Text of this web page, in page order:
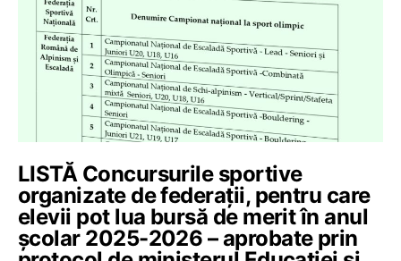
LISTĂ Concursurile sportive
organizate de federații, pentru care
elevii pot lua bursă de merit în anul
școlar 2025-2026 – aprobate prin